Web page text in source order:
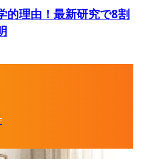
的理由！最新研究で8割